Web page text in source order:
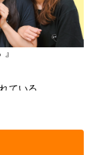
ている。
愛しているか
ーがあるから。